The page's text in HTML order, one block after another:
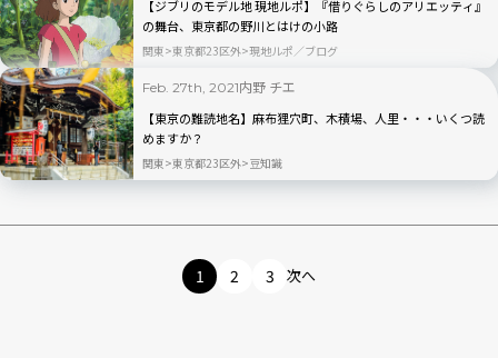
【ジブリのモデル地 現地ルポ】『借りぐらしのアリエッティ』
の舞台、東京都の野川とはけの小路
関東 東京都23区外 現地ルポ／ブログ
Feb. 27th, 2021内野 チエ
【東京の難読地名】麻布狸穴町、木積場、人里・・・いくつ読
めますか？
関東 東京都23区外 豆知識
1 2 3 次へ